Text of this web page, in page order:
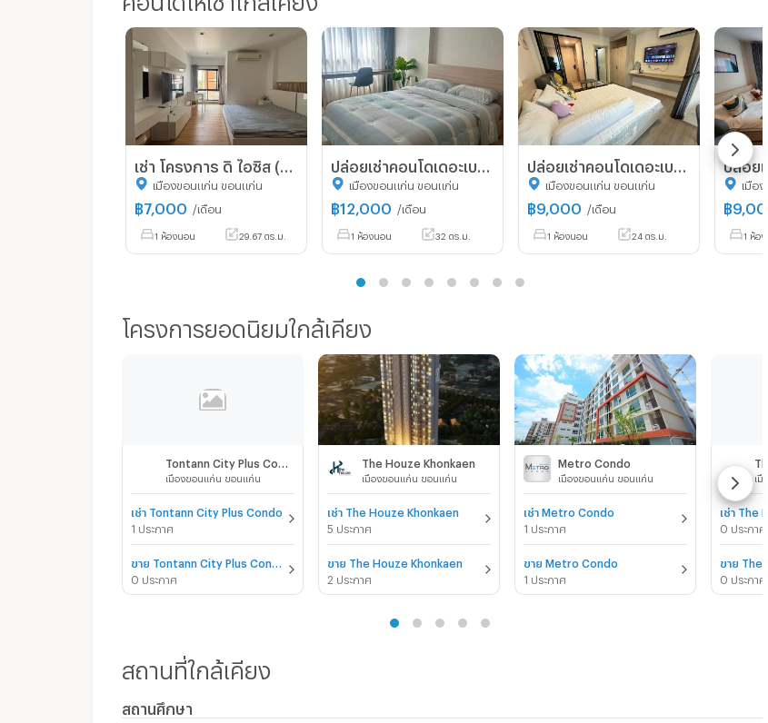
เมืองขอนแก่น ขอนแก่น
฿7,000 /เดือน
1 ห้องนอน 29.67 ตร.ม.
เมืองขอนแก่น ขอนแก่น
฿12,000 /เดือน
1 ห้องนอน 32 ตร.ม.
เมืองขอนแก่น ขอนแก่น
฿9,000 /เดือน
1 ห้องนอน 24 ตร.ม.
เมือ
฿
1 ห้อง
โครงการยอดนิยมใกล้เคียง
เมืองขอนแก่น ขอนแก่น
เช่า Tontann City Plus Condo
1 ประกาศ
0 ประกาศ
The Houze Khonkaen
เมืองขอนแก่น ขอนแก่น
เช่า The Houze Khonkaen
5 ประกาศ
ขาย The Houze Khonkaen
2 ประกาศ
Metro Condo
เมืองขอนแก่น ขอนแก่น
เช่า Metro Condo
1 ประกาศ
ขาย Metro Condo
1 ประกาศ
เมื
เช่า The
0 ประกาศ
0 ประกาศ
สถานที่ใกล้เคียง
สถานศึกษา